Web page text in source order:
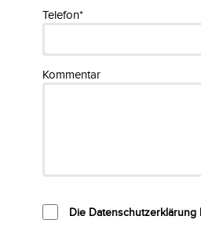
Telefon*
Kommentar
Die Datenschutzerklärung